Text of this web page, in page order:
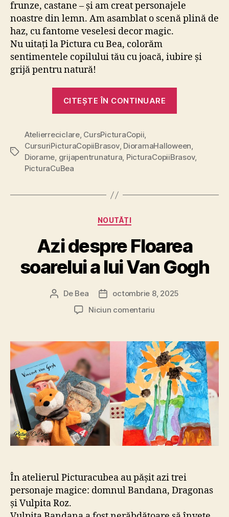
frunze, castane – și am creat personajele
noastre din lemn. Am asamblat o scenă plină de
haz, cu fantome veselesi decor magic.
Nu uitați la Pictura cu Bea, colorăm
sentimentele copilului tău cu joacă, iubire și
grijă pentru natură!
CITEȘTE ÎN CONTINUARE
Etichete
Atelierreciclare, CursPicturaCopii,
CursuriPicturaCopiiBrasov, DioramaHalloween,
Diorame, grijapentrunatura, PicturaCopiiBrasov,
PicturaCuBea
Categorii
NOUTĂȚI
Azi despre Floarea
soarelui a lui Van Gogh
Autor
articol
De Bea
Datăoctombrie 8, 2025
Niciun comentariula
Floarea
soarelui
a
lui
Van
Gogh
În atelierul Picturacubea au pășit azi trei
personaje magice: domnul Bandana, Dragonas
și Vulpita Roz.